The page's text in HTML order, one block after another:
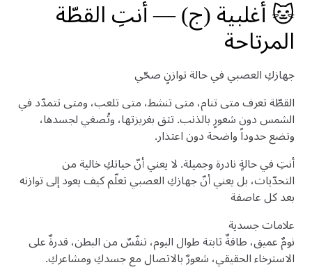
🐱 أغلبية (ج) — أنتِ القطّة
المرتاحة
جهازكِ العصبي في حالة توازنٍ صحّي
القطّة تعرف متى تنام، متى تنشط، متى تلعب، ومتى تتمدّد في
الشمس دون شعورٍ بالذنب. تثق بغريزتها، وتُصغي لجسدها،
وتضع حدوداً واضحة دون اعتذار.
أنتِ في حالةٍ نادرة وجميلة. لا يعني أنّ حياتكِ خالية من
التحدّيات، بل يعني أنّ جهازكِ العصبي تعلّم كيف يعود إلى توازنه
بعد كل عاصفة
علامات جسدية
نومٌ عميق، طاقةٌ ثابتة طوال اليوم، تنفّسٌ من البطن، قدرةٌ على
الاسترخاء الحقيقي، شعورٌ بالاتصال مع جسدكِ ومشاعركِ.